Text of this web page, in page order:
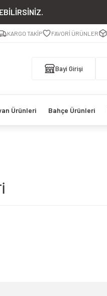
KARGO TAKİP FAVORİ ÜRÜNLER
Bayi Girişi
Ürünleri Bahçe Ürünleri